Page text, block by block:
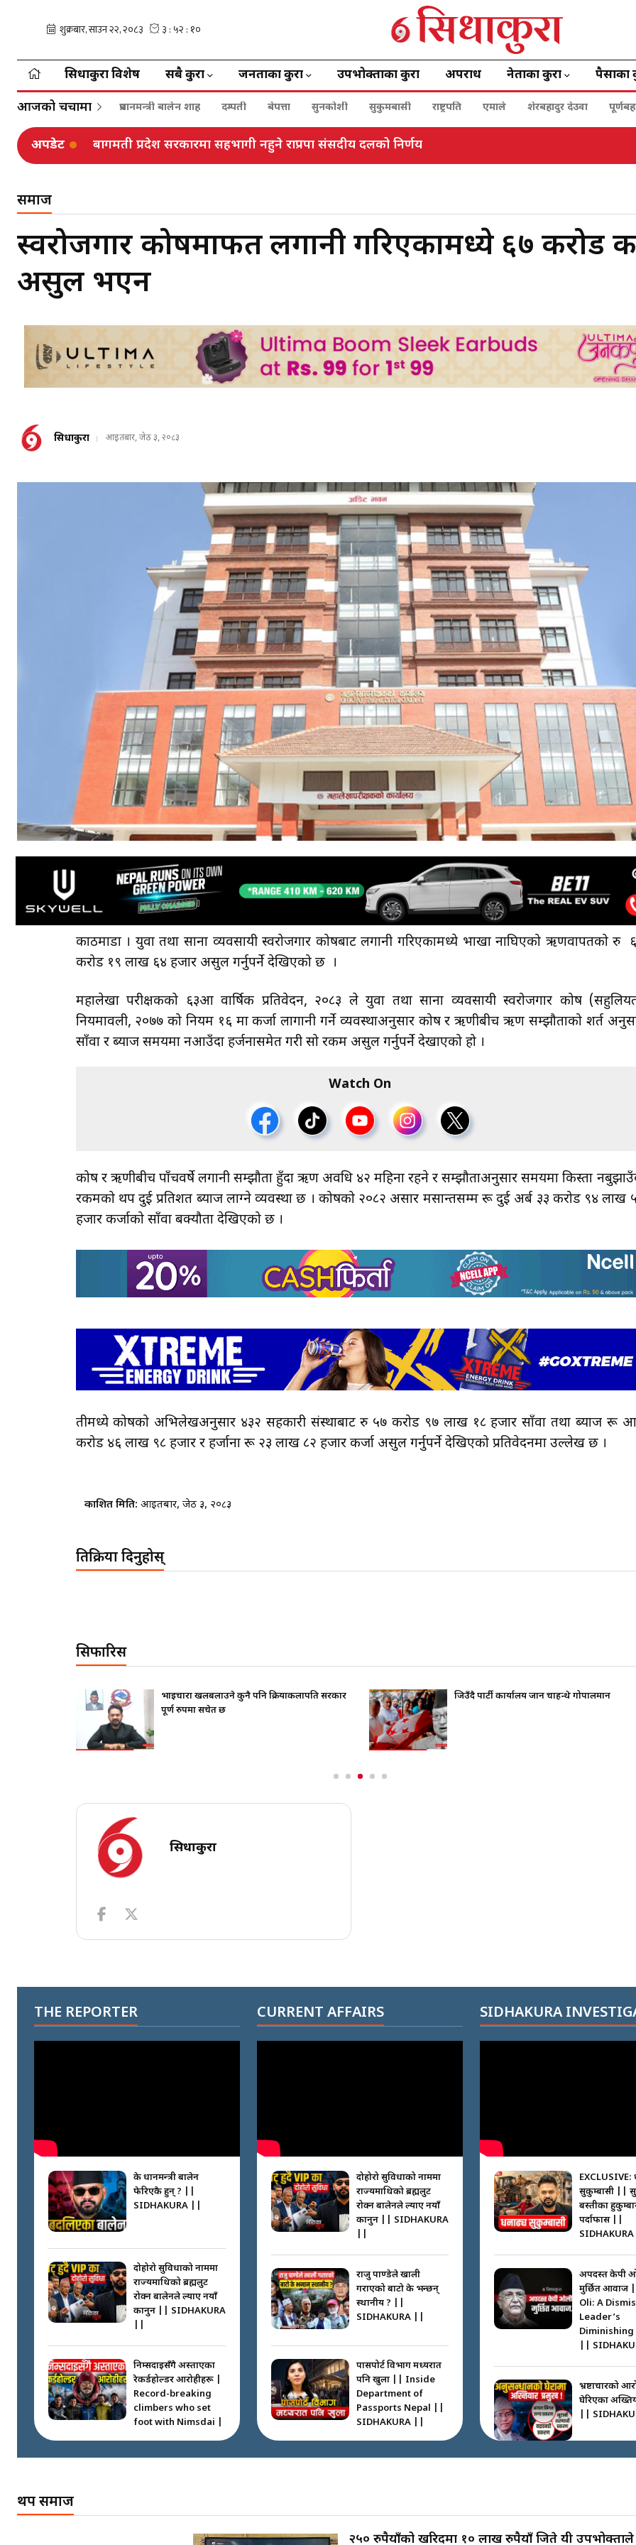
सिधाकुरा विशेष सबै कुरा जनताका कुरा उपभोक्ताका कुरा अपराध नेताका कुरा पैसाका
आजको चर्चामा प्रधानमन्त्री बालेन शाह दम्पती बेपत्ता सुनकोशी सुकुमबासी राष्ट्रपति एमाले शेरबहादुर देउवा
अपडेट बिपी राजमार्गमा राति, कान्ति लोकपथमा साँझदेखि बिहानसम्म सवारी रोक
समाज
स्वरोजगार कोषमार्फत लगानी गरिएकामध्ये ६७ करोड
असुल भएन
सिधाकुरा आइतबार, जेठ ३, २०८३
काठमाडौँ । युवा तथा साना व्यवसायी स्वरोजगार कोषबाट लगानी गरिएकामध्ये भाखा नाघिएको ऋणवापतको रु
करोड १९ लाख ६४ हजार असुल गर्नुपर्ने देखिएको छ ।
महालेखा परीक्षकको ६३औँ वार्षिक प्रतिवेदन, २०८३ ले युवा तथा साना व्यवसायी स्वरोजगार कोष
नियमावली, २०७७ को नियम १६ मा कर्जा लागानी गर्ने व्यवस्थाअनुसार कोष र ऋणीबीच ऋण सम्झौताको शर्त
साँवा र ब्याज समयमा नआउँदा हर्जनासमेत गरी सो रकम असुल गर्नुपर्ने देखाएको हो ।
Watch On
कोष र ऋणीबीच पाँचवर्षे लगानी सम्झौता हुँदा ऋण अवधि ४२ महिना रहने र सम्झौताअनुसार समयमा किस्ता
रकमको थप दुई प्रतिशत ब्याज लाग्ने व्यवस्था छ । कोषको २०८२ असार मसान्तसम्म रू दुई अर्ब ३३ करोड ९४ लाख
हजार कर्जाको साँवा बक्यौता देखिएको छ ।
तीमध्ये कोषको अभिलेखअनुसार ४३२ सहकारी संस्थाबाट रु ५७ करोड ९७ लाख १८ हजार साँवा तथा ब्याज रू
करोड ४६ लाख ९८ हजार र हर्जाना रू २३ लाख ८२ हजार कर्जा असुल गर्नुपर्ने देखिएको प्रतिवेदनमा उल्लेख छ ।
प्रकाशित मिति: आइतबार, जेठ ३, २०८३
प्रतिक्रिया दिनुहोस्
सिफारिस
भाइचारा खलबलाउने कुनै पनि क्रियाकलापप्रति सरकार
पूर्ण रुपमा सचेत छ
जिउँदै पार्टी कार्यालय जान चाहन्थे गोपालमान
सिधाकुरा
THE REPORTER
के प्रधानमन्त्री बालेन
फेरिएकै हुन् ? ||
SIDHAKURA ||
दोहोरो सुविधाको नाममा
राज्यमाथिको ब्रह्मलुट
रोक्न बालेनले ल्याए नयाँ
कानुन || SIDHAKURA
निम्सदाइसँगै अस्ताएका
रेकर्डहोल्डर आरोहीहरू |
Record-breaking
climbers who set
foot with Nimsdai |
CURRENT AFFAIRS
दोहोरो सुविधाको नाममा
राज्यमाथिको ब्रह्मलुट
रोक्न बालेनले ल्याए नयाँ
कानुन || SIDHAKURA
राजु पाण्डेले खाली
गराएको बाटो के भन्छन्
स्थानीय ? ||
SIDHAKURA ||
पासपोर्ट विभाग मध्यरात
पनि खुला || Inside
Department of
Passports Nepal ||
SIDHAKURA ||
SIDHAKURA
EXCLUSIVE:
सुकुम्बासी ||
बस्तीका
पर्दाफास ||
अपदस्त केपी
मुर्छित आवाज
Oli: A
Leader’s
Diminishing
||
भ्रष्टाचारको
घेरिएका
||
Minister ||
थप समाज
२५० रुपैयाँको खरिदमा १० लाख रुपैयाँ जिते यी उपभोक्ताले